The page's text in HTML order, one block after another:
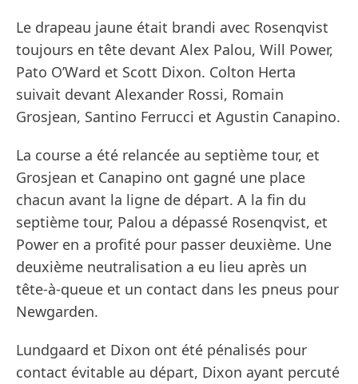
Le drapeau jaune était brandi avec Rosenqvist
toujours en tête devant Alex Palou, Will Power,
Pato O’Ward et Scott Dixon. Colton Herta
suivait devant Alexander Rossi, Romain
Grosjean, Santino Ferrucci et Agustin Canapino.
La course a été relancée au septième tour, et
Grosjean et Canapino ont gagné une place
chacun avant la ligne de départ. A la fin du
septième tour, Palou a dépassé Rosenqvist, et
Power en a profité pour passer deuxième. Une
deuxième neutralisation a eu lieu après un
tête-à-queue et un contact dans les pneus pour
Newgarden.
Lundgaard et Dixon ont été pénalisés pour
contact évitable au départ, Dixon ayant percuté